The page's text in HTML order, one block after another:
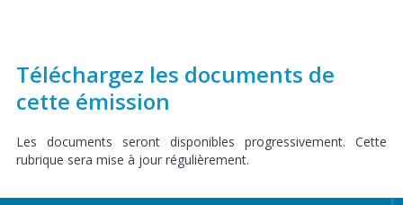
Téléchargez les documents de
cette émission
Les documents seront disponibles progressivement. Cette
rubrique sera mise à jour régulièrement.